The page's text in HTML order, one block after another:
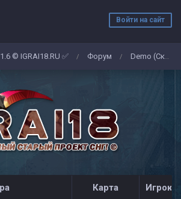
Войти на сайт
© IGRAI18.RU ✅ / Форум / Demo (Скриншоты)
Карта